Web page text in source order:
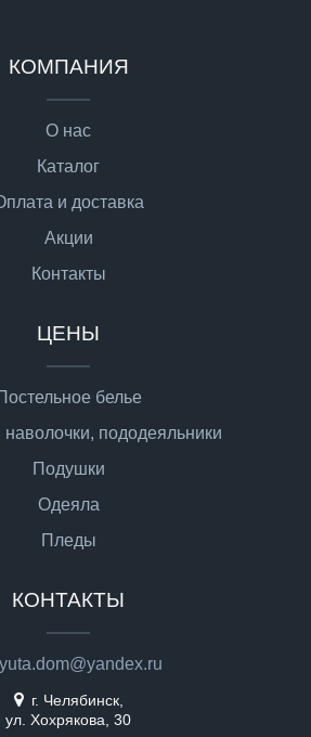
КОМПАНИЯ
О нас
Каталог
и доставка
Акции
Контакты
ЦЕНЫ
белье
пододеяльники
Подушки
Одеяла
Пледы
КОНТАКТЫ
yuta.dom@yandex.ru
г. Челябинск,
ул. Хохрякова, 30